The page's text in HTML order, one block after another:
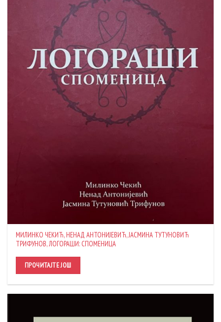
МИЛИНКО ЧЕКИЋ, НЕНАД АНТОНИЈЕВИЋ, ЈАСМИНА ТУТУНОВИЋ
ТРИФУНОВ, ЛОГОРАШИ: СПОМЕНИЦА
ПРОЧИТАЈТЕ ЈОШ